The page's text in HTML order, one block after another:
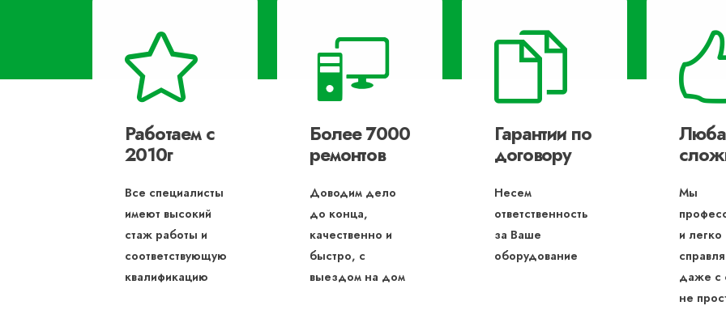
Работаем с
2010г
Все специалисты
имеют высокий
стаж работы и
соответствующую
квалификацию
Более 7000
ремонтов
Доводим дело
до конца,
качественно и
быстро, с
выездом на дом
Гарантии по
договору
Несем
ответственность
за Ваше
оборудование
Мы
и легко
даже с
не